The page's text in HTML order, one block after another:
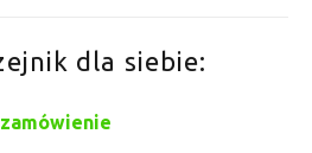
dla siebie: